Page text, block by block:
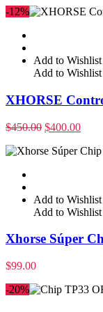
-12%
Add to Wishlist
Add to Wishlist
XHORSE
$450.00 $400.00
Add to Wishlist
Add to Wishlist
Xhorse Súper
$99.00
-20%